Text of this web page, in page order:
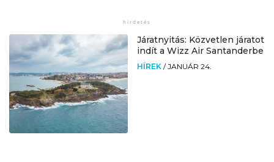
Járatnyitás: Közvetlen járatot
indít a Wizz Air Santanderbe
HÍREK /JANUÁR 24.